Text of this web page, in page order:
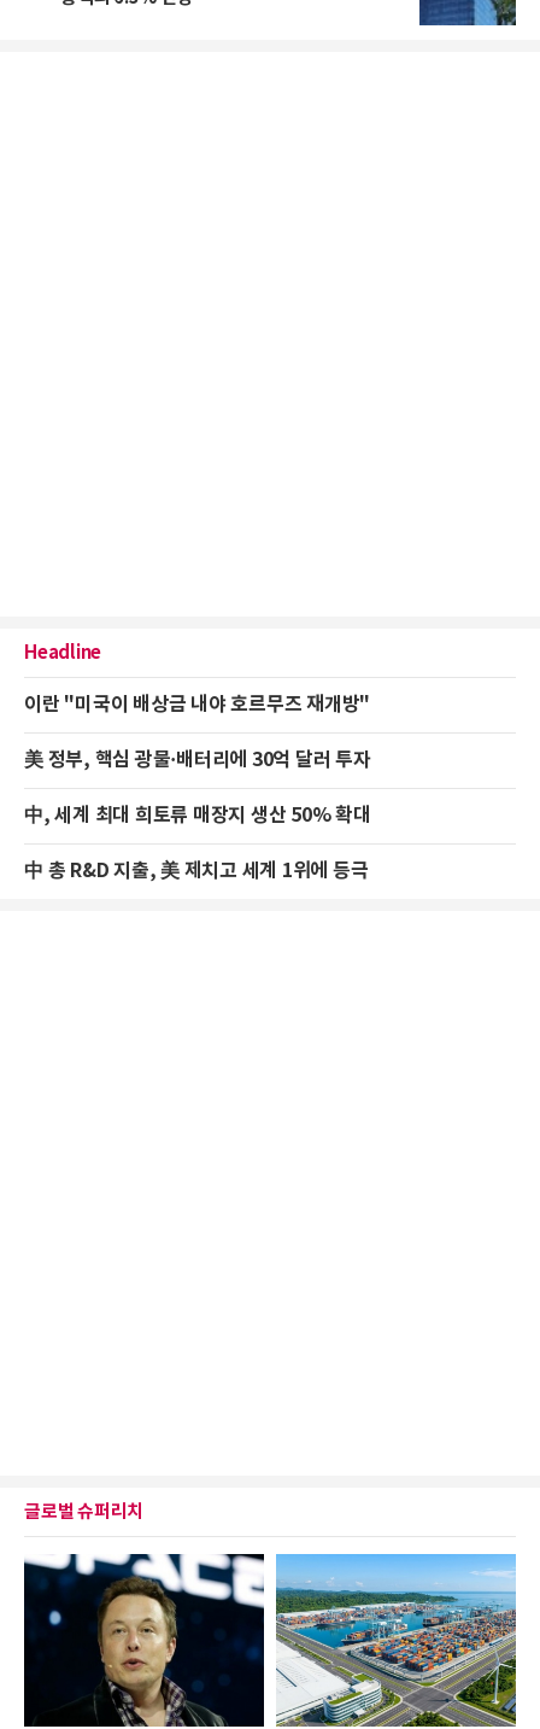
Headline
이란 "미국이 배상금 내야 호르무즈 재개방"
美 정부, 핵심 광물·배터리에 30억 달러 투자
中, 세계 최대 희토류 매장지 생산 50% 확대
中 총 R&D 지출, 美 제치고 세계 1위에 등극
글로벌 슈퍼리치